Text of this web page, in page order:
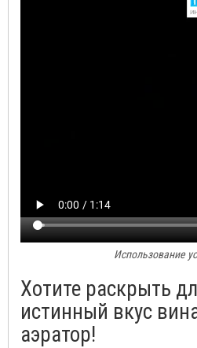
Использование
Хотите раскрыть
истинный вкус
аэратор!